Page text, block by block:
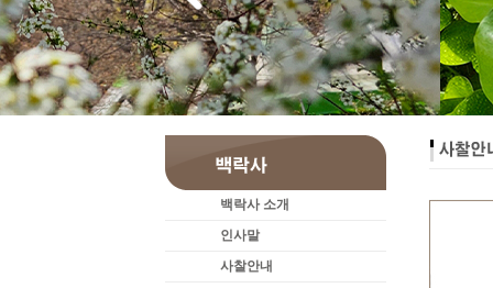
백락사 소개
인사말
사찰안내